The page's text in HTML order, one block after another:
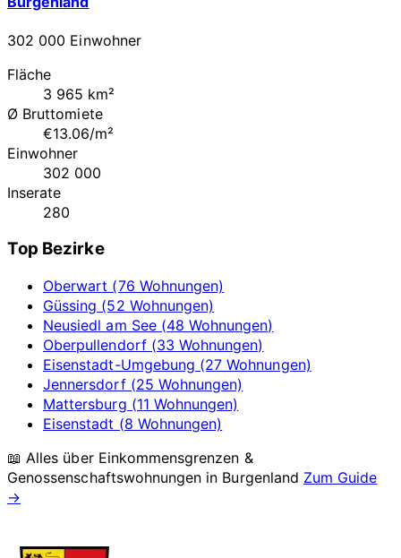
302 000 Einwohner
Fläche
3 965 km²
Ø Bruttomiete
€13.06/m²
Einwohner
302 000
Inserate
280
Top Bezirke
Oberwart (76 Wohnungen)
Güssing (52 Wohnungen)
Neusiedl am See (48 Wohnungen)
Oberpullendorf (33 Wohnungen)
Eisenstadt-Umgebung (27 Wohnungen)
Jennersdorf (25 Wohnungen)
Mattersburg (11 Wohnungen)
Eisenstadt (8 Wohnungen)
📖 Alles über Einkommensgrenzen &
Genossenschaftswohnungen in Burgenland Zum Guide
→